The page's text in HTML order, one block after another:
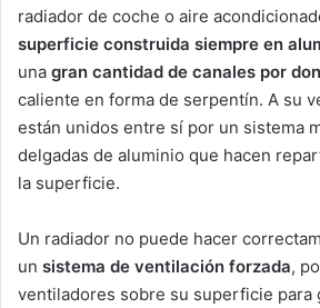
radiador de coche o aire
superficie construida siempre en
una gran cantidad de canales por
caliente en forma de serpentín. A su
están unidos entre sí por un sistema
delgadas de aluminio que hacen
la superficie.
Un radiador no puede hacer
un sistema de ventilación forzada,
ventiladores sobre su superficie para